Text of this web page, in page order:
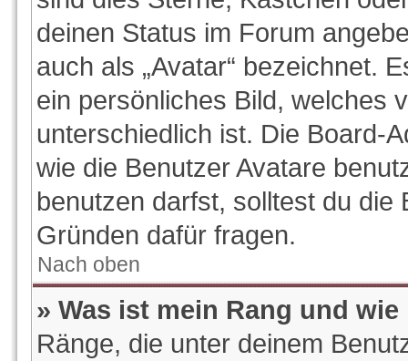
deinen Status im Forum
auch als „Avatar“ bezeichnet.
ein persönliches Bild, welches
unterschiedlich ist. Die Board-
wie die Benutzer Avatare
benutzen darfst, solltest du die
Gründen dafür fragen.
Nach oben
» Was ist mein Rang und
Ränge, die unter deinem